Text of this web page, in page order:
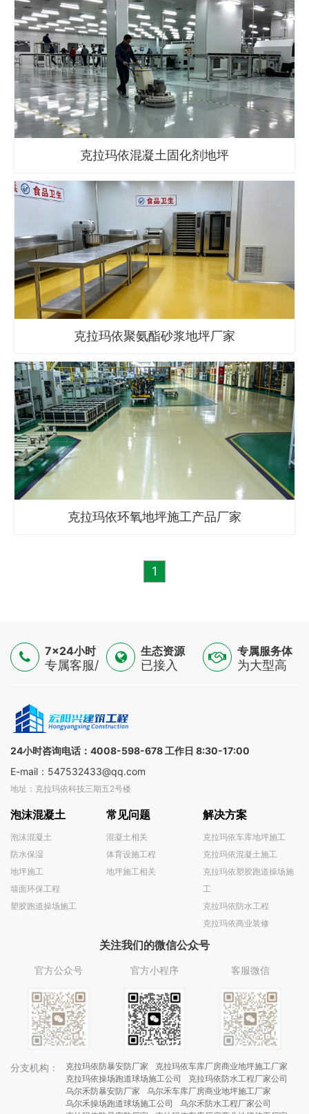
克拉玛依混凝土固化剂地坪
克拉玛依聚氨酯砂浆地坪厂家
克拉玛依环氧地坪施工产品厂家
1
7×24小时
服务
专属客服/
三线支持
生态资源
已接入
专属服务体
验
为大型高
24小时咨询电话：4008-598-678 工作日 8:30-17:00
E-mail：547532433@qq.com
地址：克拉玛依科技三期五2号楼
泡沫混凝土
泡沫混凝土
防水保湿
地坪施工
墙面环保工程
塑胶跑道操场施工
常见问题
混凝土相关
体育设施工程
地坪施工相关
解决方案
克拉玛依车库地坪施工
克拉玛依混凝土施工
克拉玛依塑胶跑道操场施
工
克拉玛依防水工程
克拉玛依商业装修
关注我们的微信公众号
官方公众号 官方小程序 客服微信
分支机构： 克拉玛依防暴安防厂家
克拉玛依车库厂房商业地坪施工厂家
克拉玛依操场跑道球场施工公司
克拉玛依防水工程厂家公司
乌尔禾防暴安防厂家
乌尔禾车库厂房商业地坪施工厂家
乌尔禾操场跑道球场施工公司
乌尔禾防水工程厂家公司